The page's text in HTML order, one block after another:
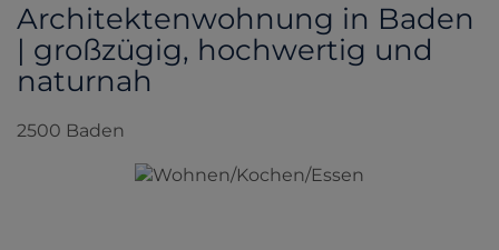
Architektenwohnung in Baden
| großzügig, hochwertig und
naturnah
2500 Baden